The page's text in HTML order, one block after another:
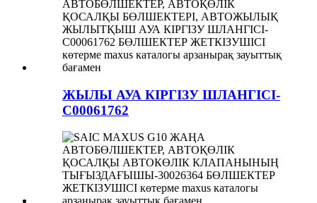
ЖЫЛЫ АУА КІРГІЗУ ШЛАНГІСІ-
C00061762